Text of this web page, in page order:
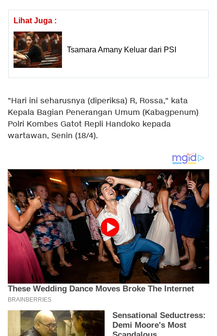
Lihat Juga :
Tsamara Amany Keluar dari PSI
"Hari ini seharusnya (diperiksa) R, Rossa," kata
Kepala Bagian Penerangan Umum (Kabagpenum)
Polri Kombes Gatot Repli Handoko kepada
wartawan, Senin (18/4).